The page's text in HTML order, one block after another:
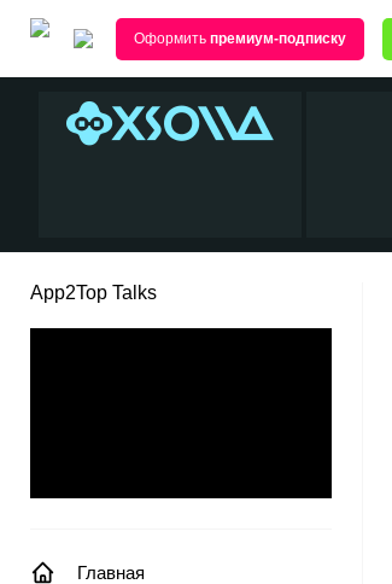
Оформить премиум-подписку
App2Top Talks
Главная